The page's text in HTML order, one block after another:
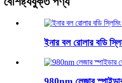
ইনার বল রোলার বডি